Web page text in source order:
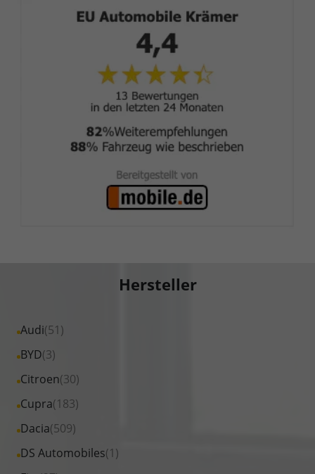
Hersteller
Audi(51)
Alle
Fahrzeuge
Audi
anzeigen
BYD(3)
Alle
Fahrzeuge
BYD
anzeigen
Citroen(30)
Alle
Fahrzeuge
Citroen
anzeigen
Cupra(183)
Alle
Fahrzeuge
Cupra
Dacia(509)
Alle
Fahrzeuge
DS Automobiles(1)
Alle